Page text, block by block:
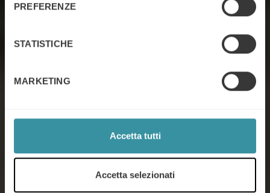
PREFERENZE
STATISTICHE
MARKETING
Accetta tutti
Accetta selezionati
Contattaci